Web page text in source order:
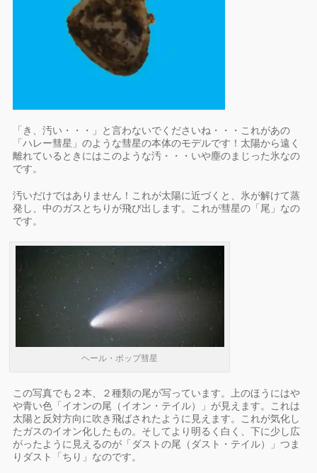
「き、汚い・・・」と言わないでくださいね・・・これがあの
「ハレー彗星」のような彗星の本体のモデルです！太陽から遠く
離れているときにはこのような汚・・・いや塵のまじった氷なの
です。
汚いだけではありません！これが太陽に近づくと、氷が解けて蒸
発し、中のガスとちりが飛び出します。これが彗星の「尾」なの
です。
ヘール・ボップ彗星
この写真でも２本、２種類の尾が写っています。上のほうにはや
や青い色「イオンの尾（イオン・テイル）」が見えます。これは
太陽と反対方向に吹き飛ばされたように見えます。これが気化し
たガスのイオン化したもの。そしてより明るく白く、下に少し広
がったように見えるのが「ダストの尾（ダスト・テイル）」つま
りダスト「ちり」なのです。